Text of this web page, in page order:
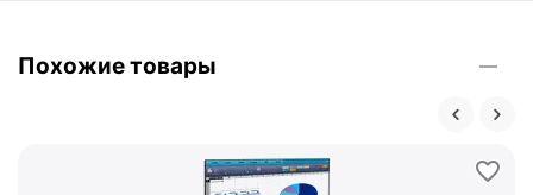
Похожие товары